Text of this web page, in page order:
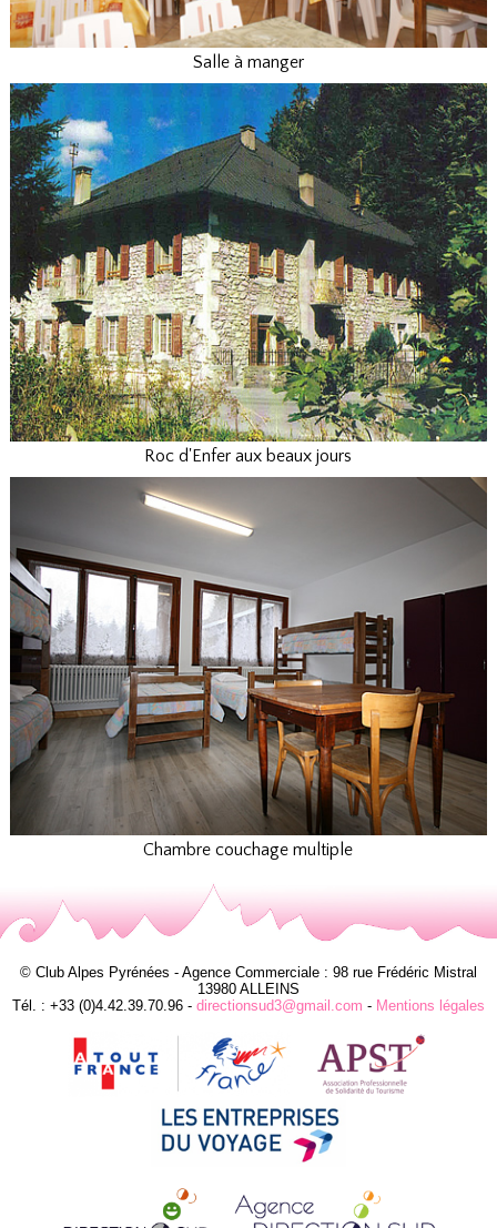
Salle à manger
Roc d'Enfer aux beaux jours
Chambre couchage multiple
© Club Alpes Pyrénées - Agence Commerciale : 98 rue Frédéric Mistral
13980 ALLEINS
Tél. : +33 (0)4.42.39.70.96 - directionsud3@gmail.com - Mentions légales